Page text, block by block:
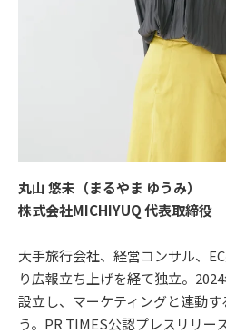
丸山 悠未（まるやま ゆうみ）
株式会社MICHIYUQ 代表取締役
大手旅行会社、経営コンサル、
り広報立ち上げを経て独立。
設立し、マーケティングと連動
う。PR TIMES公認プレスリリー